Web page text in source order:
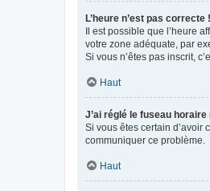
L’heure n’est pas correcte !
Il est possible que l’heure
votre zone adéquate, par
Si vous n’êtes pas inscrit,
Haut
J’ai réglé le fuseau
Si vous êtes certain d’avoir
communiquer ce problème.
Haut